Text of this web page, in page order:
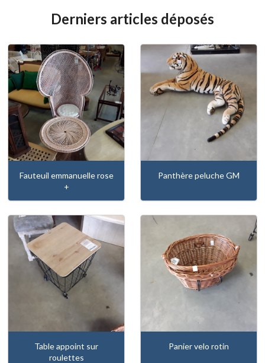
Derniers articles déposés
Fauteuil emmanuelle rose
+
Panthère peluche GM
Table appoint sur
roulettes
Panier velo rotin